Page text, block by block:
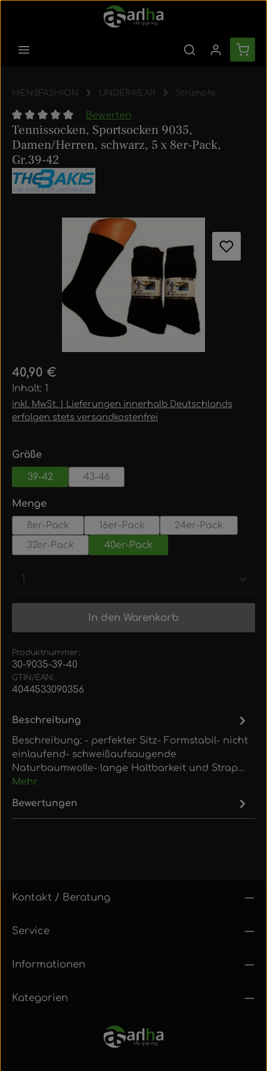
Zum Hauptinhalt springen
MENSFASHION UNDERWEAR Strümpfe
Durchschnittliche Bewertung von 0 von 5 Sternen
Bewerten
Tennissocken, Sportsocken 9035,
Damen/Herren, schwarz, 5 x 8er-Pack,
Gr.39-42
Bildergalerie überspringen
Regulärer Preis:
40,90 €
Inhalt: 1
inkl. MwSt. | Lieferungen innerhalb Deutschlands
erfolgen stets versandkostenfrei
Größeauswählen
39-42 43-46
Mengeauswählen
8er-Pack 16er-Pack
24er-Pack
32er-Pack
40er-Pack
Produkt Anzahl: Gib den gewünschten Wert
In den Warenkorb
Produktnummer:
30-9035-39-40
GTIN/EAN:
4044533090356
Beschreibung
Beschreibung: - perfekter Sitz- Formstabil- nicht
einlaufend- schweißaufsaugende
Naturbaumwolle- lange Haltbarkeit und Strap…
Mehr
Bewertungen
Kontakt / Beratung
Service
Informationen
Kategorien